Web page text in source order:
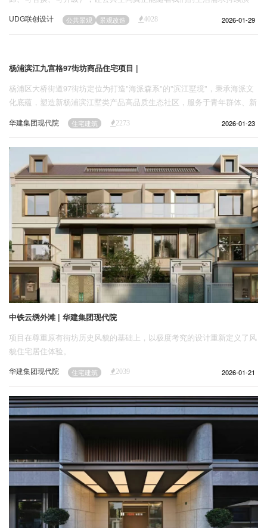
UDG联创设计 公共景观 景观改造 4028 2026-01-29
杨浦滨江九宫格97街坊商品住宅项目 |
杨浦区大桥街道97街坊定位为打造"海派森系"的"滨江墅境"，秉承海派文
化底蕴，塑造新杨浦滨江墅类产品高品质生态社区，服务于青年群体、新
兴产业人士及高端产业人群。
华建集团现代院 住宅建筑 2273 2026-01-23
中铁云绣外滩 | 华建集团现代院
项目在尊重原有街坊历史风貌的基础上，以极度考究的设计重新定义了风
貌住宅居住体验。
华建集团现代院 住宅建筑 2039 2026-01-21